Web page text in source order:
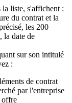
liste, s'affichent :
du contrat et la
les 200
la date de
sur son intitulé
:
de contrat
par l'entreprise
offre